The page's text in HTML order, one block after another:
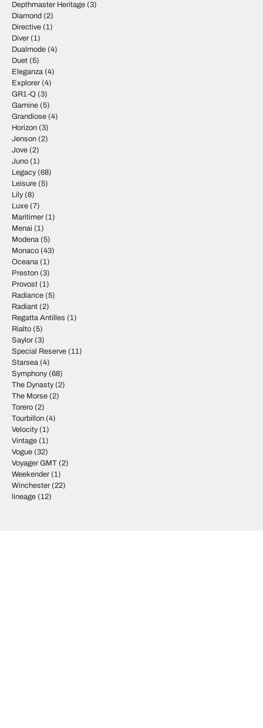
Depthmaster Heritage (3)
Diamond (2)
Directive (1)
Diver (1)
Dualmode (4)
Duet (5)
Eleganza (4)
Explorer (4)
GR1-Q (3)
Gamine (5)
Grandiose (4)
Horizon (3)
Jenson (2)
Jove (2)
Juno (1)
Legacy(68)
Leisure (5)
Lily(8)
Luxe (7)
Maritimer (1)
Menai (1)
Modena (5)
Monaco (43)
Oceana (1)
Preston (3)
Provost (1)
Radiance (5)
Radiant (2)
Regatta Antilles (1)
Rialto (5)
Saylor (3)
Special Reserve (11)
Starsea (4)
Symphony(68)
The Dynasty(2)
The Morse (2)
Torero (2)
Tourbillon (4)
Velocity(1)
Vintage (1)
Vogue (32)
Voyager GMT (2)
Weekender (1)
Winchester (22)
lineage (12)